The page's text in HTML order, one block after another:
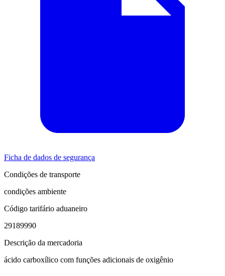
Ficha de dados de segurança
Condições de transporte
condições ambiente
Código tarifário aduaneiro
29189990
Descrição da mercadoria
ácido carboxílico com funções adicionais de oxigênio